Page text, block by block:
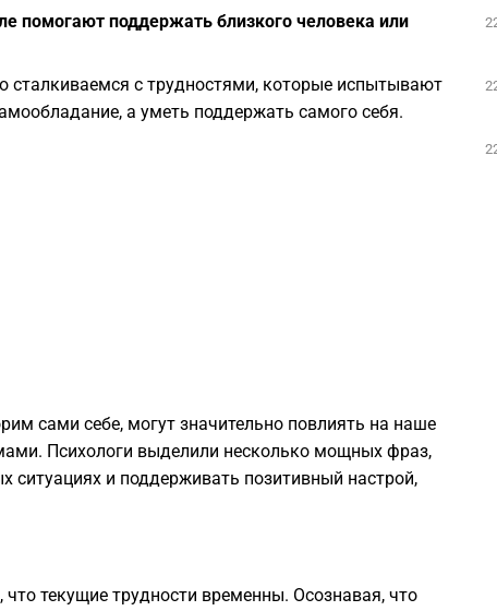
помогают поддержать близкого человека или
с трудностями, которые испытывают
а уметь поддержать самого себя.
сами себе, могут значительно повлиять на наше
Психологи выделили несколько мощных фраз,
ситуациях и поддерживать позитивный настрой,
текущие трудности временны. Осознавая, что